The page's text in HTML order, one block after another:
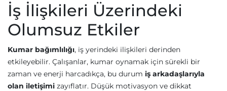
İş İlişkileri Üzerindeki
Olumsuz Etkiler
Kumar bağımlılığı, iş yerindeki ilişkileri derinden
etkileyebilir. Çalışanlar, kumar oynamak için sürekli bir
zaman ve enerji harcadıkça, bu durum iş arkadaşlarıyla
olan iletişimi zayıflatır. Düşük motivasyon ve dikkat